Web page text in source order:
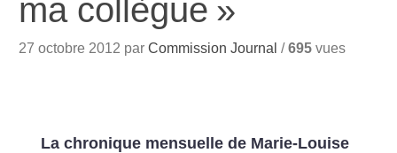
ma collègue »
27 octobre 2012 parCommission Journal /695 vues
La chronique mensuelle de Marie-Louise